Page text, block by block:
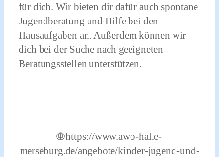
für dich.Wir bieten dir dafür auch spontane
Jugendberatung und Hilfe bei den
Hausaufgaben an. Außerdem können wir
dich bei der Suche nach geeigneten
Beratungsstellen unterstützen.
🌐 https://www.awo-halle-
merseburg.de/angebote/kinder-jugend-und-